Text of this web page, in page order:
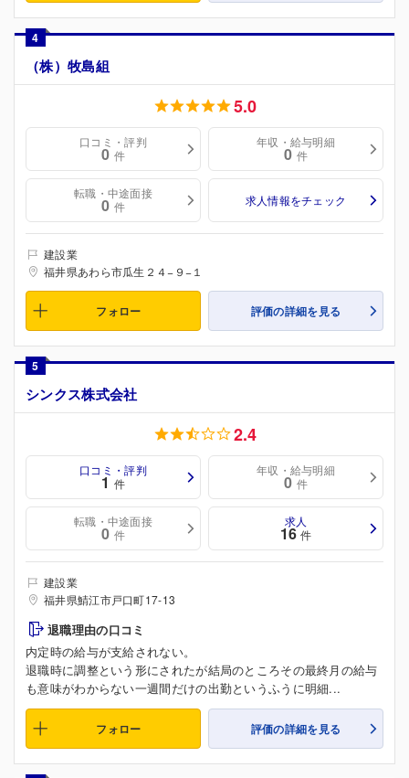
4
（株）牧島組
5.0
口コミ・評判
0 件
年収・給与明細
0 件
転職・中途面接
0 件 求人情報をチェック
建設業
福井県あわら市瓜生２４−９−１
フォロー 評価の詳細を見る
5
シンクス株式会社
2.4
口コミ・評判
1 件
年収・給与明細
0 件
転職・中途面接
0 件
求人
16 件
建設業
福井県鯖江市戸口町17-13
退職理由の口コミ
内定時の給与が支給されない。
退職時に調整という形にされたが結局のところその最終月の給与
も意味がわからない一週間だけの出勤というふうに明細...
フォロー 評価の詳細を見る